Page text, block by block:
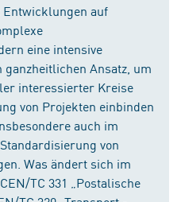
Entwicklungen auf
eine intensive
Ansatz, um
interessierter Kreise
von Projekten einbinden
auch im
von
Was ändert sich im
TC 331 „Postalische